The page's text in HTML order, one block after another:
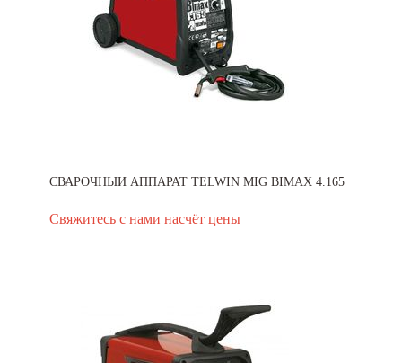
СВАРОЧНЫЙ АППАРАТ TELWIN MIG BIMAX 4.165
Свяжитесь с нами насчёт цены